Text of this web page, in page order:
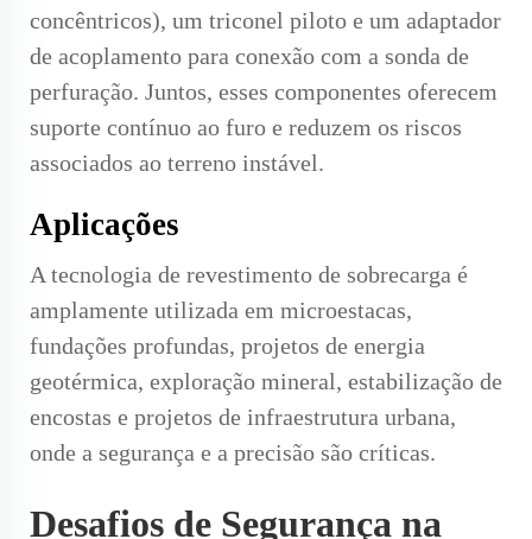
concêntricos), um triconel piloto e um adaptador
de acoplamento para conexão com a sonda de
perfuração. Juntos, esses componentes oferecem
suporte contínuo ao furo e reduzem os riscos
associados ao terreno instável.
Aplicações
A tecnologia de revestimento de sobrecarga é
amplamente utilizada em microestacas,
fundações profundas, projetos de energia
geotérmica, exploração mineral, estabilização de
encostas e projetos de infraestrutura urbana,
onde a segurança e a precisão são críticas.
Desafios de Segurança na